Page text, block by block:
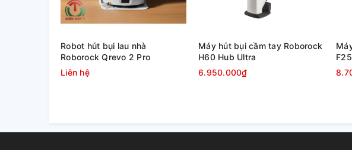
Máy hút bụi nén bụi bẩn nhờ hệ thống nén bụi ly tâm. Chỉ cần bấm nút
loại bỏ hoàn toàn bụi bẩn mà không phải tiếp xúc trực tiếp. Thiết kế ống
Cách sử dụng máy hút bụi tiết kiệm điện
bạn nên tham khảo sự tư vấn của người bán để chọn loại máy phù hợp,
Robot hút bụi lau nhà
Roborock Qrevo 2 Pro
Liên hệ
Máy hút bụi cầm tay Roborock
H60 Hub Ultra
6.950.000₫